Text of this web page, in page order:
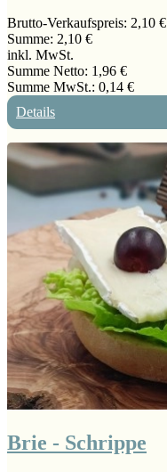
Brutto-Verkaufspreis: 2,10 €
Summe: 2,10 €
inkl. MwSt.
Summe Netto: 1,96 €
Summe MwSt.: 0,14 €
Details
Brie - Schrippe